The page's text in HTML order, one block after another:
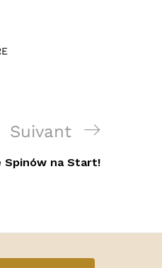
Poste
Suivant
Suivant
Spinów na Start!